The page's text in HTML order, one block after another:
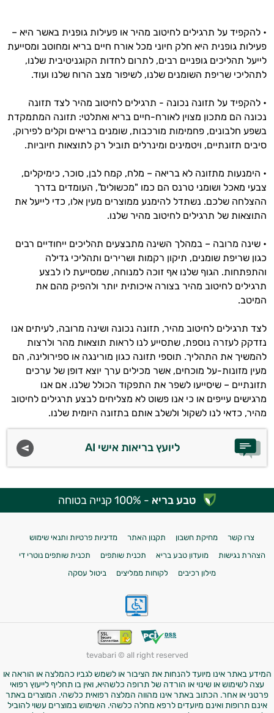
• להקפיד על תרגילים לחיטוב מהיר או פעילות גופנית באשר היא –
פעילות גופנית היא חלק חיוני מכל אורח חיים בריא ומחוטב ומסייעת
לייעל תהליכים גופניים רבים, לתרום לחדות הקוגניטיבית שלנו,
לתהליכי שריפת השומנים שלנו, לשיפור מצב הרוח שלנו ועוד.
• להקפיד על תזונה נכונה - תרגילים לחיטוב מהיר לצד תזונה
נכונה הם מתכון מצוין לאורח-חיים בריא ואתלטי: תזונה המתמקדת
בשפע חלבונים, פחמימות מורכבות, שומנים בריאים וקלים לפירוק,
סיבים תזונתיים, ויטמינים ומינרלים תוביל רק לתוצאות חיוביות.
• הימנעות מתזונה לא בריאה – מלח, קמח לבן, סוכר, כימיקלים,
צבעי מאכל ושומני טרנס הם כמו "מכשולים", העומדים בדרך
ההצלחה שלכם. נשתדל להימנע ממוצרים מעין אלו, כדי לייעל את
התוצאות של תרגילים לחיטוב מהיר שלנו.
• שינה מרובה – במהלך השינה מתבצעים תהליכים ייחודיים רבים
כגון שריפת שומנים, תיקון רקמות ושרירים ותהליכי גדילה
והתפתחות. הגוף שלנו אף זוכה למנוחה, שמסייעת לו לבצע
תרגילים לחיטוב מהיר בצורה איכותית יותר ולהפיק מהם את
המיטב.
לצד תרגילים לחיטוב מהיר, תזונה נכונה ושינה מרובה, לעיתים אנו
נזדקק לעזרה נוספת, שתסייע לנו לראות תוצאות מהר ולרצות
להמשיך את התהליך. תוספי תזונה כגון מורינגה או ספירולינה, הם
מעין מזונות-על מוכחים, אשר מכילים ערך יוצא דופן של ערכים
תזונתיים – שיסייעו לשפר את התפקוד הכולל שלנו. אם אנו
מרגישים עייפים או כי אנו פשוט לא מצליחים לבצע תרגילים לחיטוב
מהיר, כדאי לנו לשקול ולשלב אותם בתזונה היומית שלנו.
ליועץ בריאות אישי AI
טבע בריא - 100% קנייה בטוחה
צרו קשר מחיקת חשבון תקנון האתר
מדיניות פרטיות ותנאי שימוש
הצהרת נגישות
מועדון טבע בריא תכנית שותפים
תכנית שותפים נוטרי די
מילון רכיבים
לקוחות ממליצים ביטול עסקה
tevabari © all right reserved
המידע באתר אינו מיועד להנחות את הציבור או לשמש לגביו כהמלצה או הוראה או
עצה לשימוש או שינוי או הורדה של תרופה כלשהיא, ואין בו תחליף לייעוץ רפואי
פרטני או אחר. הכתוב באתר אינו מהווה המלצה רפואית כלשהי. המוצרים באתר
אינם תרופות ואינם מיועדים לרפא מחלה כלשהי. השימוש במוצרים עשוי להוביל
אני כאן כדי לעזור לך להתאים את תוספי
התזונה ומוצרי הבריאות המדויקים למטרות
ולמצב הגופני שלך, ולהסביר לך אילו רכיבים
עובדים יחד כדי למקסם תוצאות גם בחיי היום
המטרה שלי היא להתאים עבורך המלצות
אישיות מבוססות מדעית.
זה הזמן להתחיל. איך אוכל לעזור?